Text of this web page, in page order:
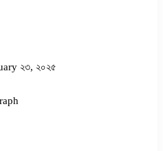
২৩, ২০২৫